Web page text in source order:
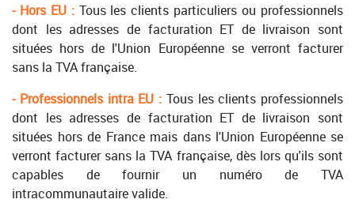
- Hors EU : Tous les clients particuliers ou professionnels
dont les adresses de facturation ET de livraison sont
situées hors de l'Union Européenne se verront facturer
sans la TVA française.
- Professionnels intra EU : Tous les clients professionnels
dont les adresses de facturation ET de livraison sont
situées hors de France mais dans l'Union Européenne se
verront facturer sans la TVA française, dès lors qu'ils sont
capables de fournir un numéro de TVA
intracommunautaire valide.